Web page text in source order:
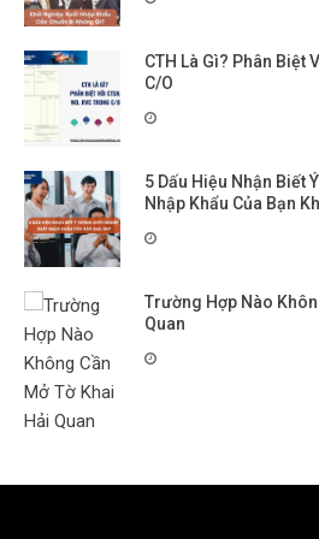
CTH Là Gì? Phân Biệt
C/O
5 Dấu Hiệu Nhận Biết
Nhập Khẩu Của Bạn
Trường Hợp Nào
Quan